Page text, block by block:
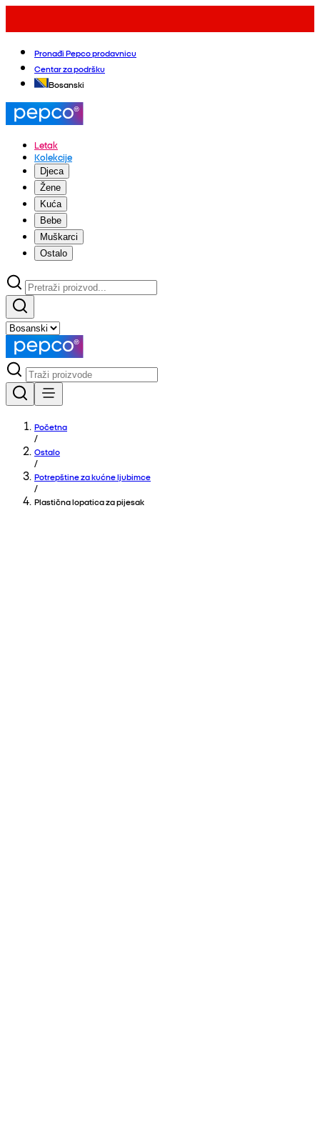
Pronađi Pepco prodavnicu
Centar za podršku
Bosanski
Letak
Kolekcije
Djeca
Žene
Kuća
Bebe
Muškarci
Ostalo
Početna
/
Ostalo
/
Potrepštine za kućne ljubimce
/
Plastična lopatica za pijesak